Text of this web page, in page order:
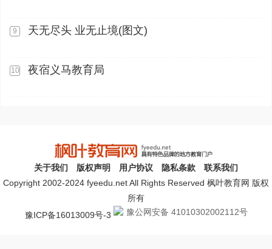
9 天无尽头 业无止境(图文)
10 夜宿义马教育局
关于我们 版权声明 用户协议 隐私条款
联系我们
Copyright 2002-2024 fyeedu.net All Rights Reserved 枫叶教育网 版权
所有
豫ICP备16013009号-3
豫公网安备 41010302002112号